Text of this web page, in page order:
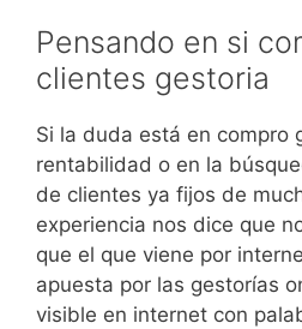
Pensando en si
clientes gestoria
Si la duda está en compro
rentabilidad o en la
de clientes ya fijos de
experiencia nos dice que
que el que viene por
apuesta por las gestorías
visible en internet con